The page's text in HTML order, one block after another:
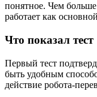
понятное. Чем
работает как
Что показал тест
Первый тест
быть удобным
действие робота-